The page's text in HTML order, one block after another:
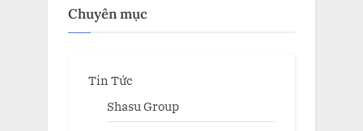
Chuyên mục
Tin Tức
Shasu Group